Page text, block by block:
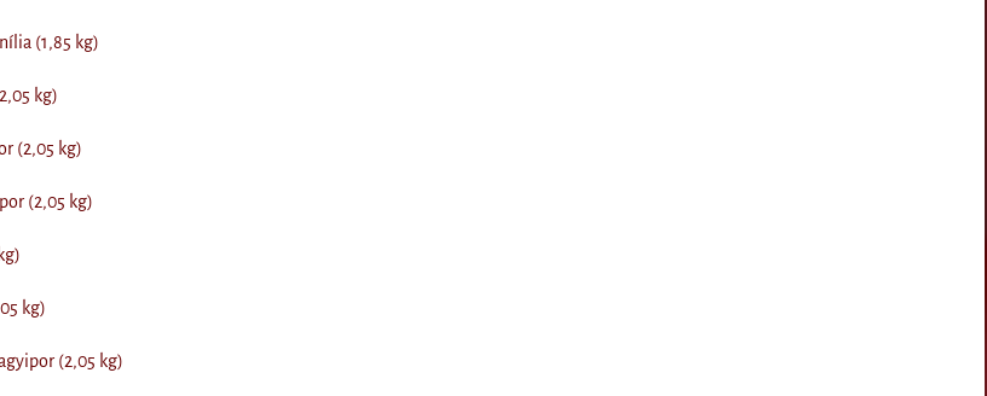
(1,85 kg)
kg)
(2,05 kg)
(2,05 kg)
kg)
(2,05 kg)